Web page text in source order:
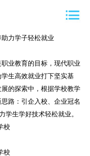
助力学子轻松就业
业教育的目标，现代职业
生高效就业打下坚实基
的探索中，根据学校教学
路：引企入校、企业冠名
学生学好技术轻松就业。